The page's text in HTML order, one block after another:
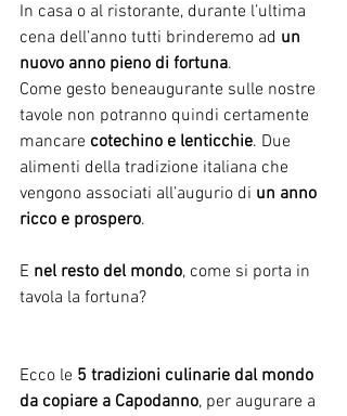
In casa o al ristorante, durante l’ultima
cena dell’anno tutti brinderemo ad un
nuovo anno pieno di fortuna.
Come gesto beneaugurante sulle nostre
tavole non potranno quindi certamente
mancare cotechino e lenticchie. Due
alimenti della tradizione italiana che
vengono associati all’augurio di un anno
ricco e prospero.
E nel resto del mondo, come si porta in
tavola la fortuna?
Ecco le 5 tradizioni culinarie dal mondo
da copiare a Capodanno, per augurare a